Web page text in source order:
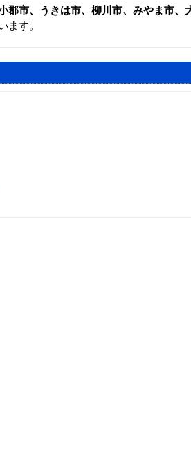
郡市、うきは市、柳川市、みやま市、
ます。